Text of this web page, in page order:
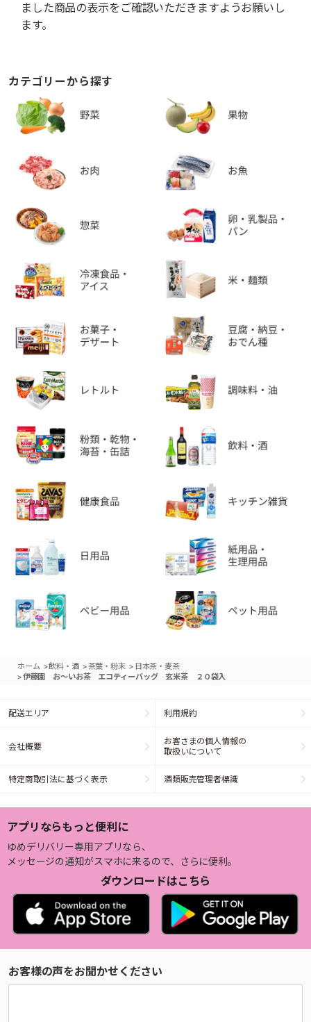
ました商品の表示をご確認いただきますようお願いし
ます。
カテゴリーから探す
ホーム >飲料・酒 >茶葉・粉末 > 日本茶・麦茶
>伊藤園 お～いお茶 エコティーバッグ 玄米茶 ２０袋入
配送エリア 利用規約
会社概要
お客さまの個人情報の
取扱いについて
特定商取引法に基づく表示 酒類販売管理者標識
アプリならもっと便利に
ゆめデリバリー専用アプリなら、
メッセージの通知がスマホに来るので、さらに便利。
ダウンロードはこちら
お客様の声をお聞かせください